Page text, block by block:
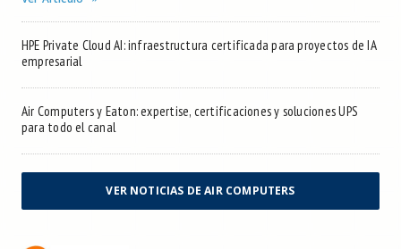
HPE Private Cloud AI: infraestructura certificada para proyectos de IA
empresarial
Air Computers y Eaton: expertise, certificaciones y soluciones UPS
para todo el canal
VER NOTICIAS DE AIR COMPUTERS